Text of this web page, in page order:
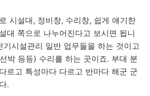
시설대, 정비창, 수리창, 쉽게 얘기한
대 쪽으로 나누어진다고 보시면 됩니
기시설관리 일반 업무들을 하는 것이고
박 등등) 수리를 하는 곳이죠. 부대 분
르고 특성마다 다르고 반마다 해군 군
.